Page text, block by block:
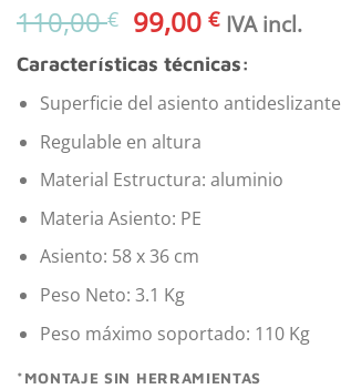
110,00€ El
precio
original
era:
110,00 €.
99,00€El
actual
es:
IVA incl.
Características técnicas:
Superficie del asiento antideslizante
Regulable en altura
Material Estructura: aluminio
Materia Asiento: PE
Asiento: 58 x 36 cm
Peso Neto: 3.1 Kg
Peso máximo soportado: 110 Kg
*MONTAJE SIN HERRAMIENTAS